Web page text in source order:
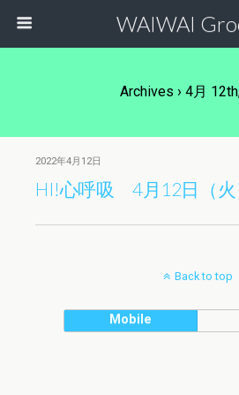
WAIWAI
Archives › 4月
2022年4月12日
HI!心呼吸 4月12日（火
Back to top
Mobile